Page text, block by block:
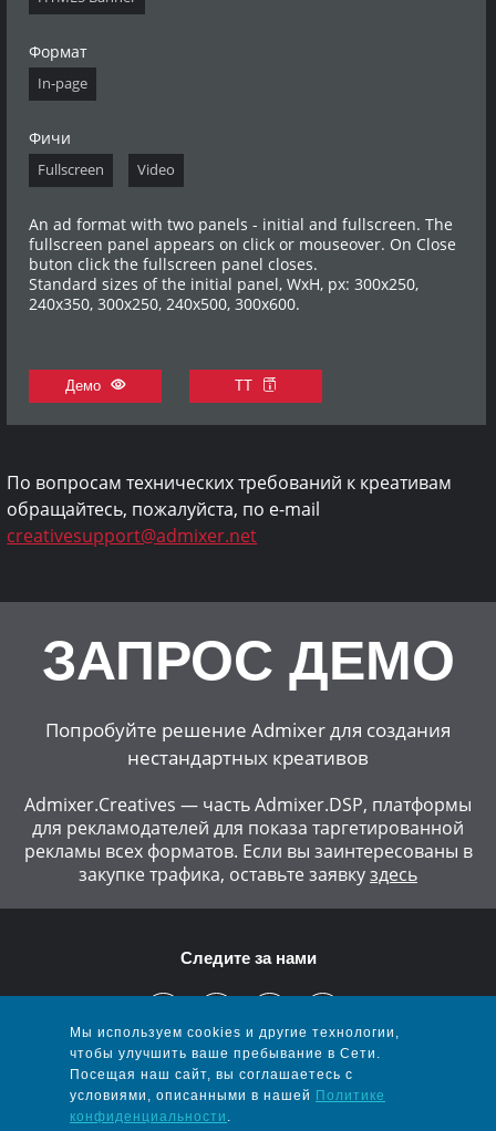
Формат
In-page
Фичи
Fullscreen Video
An ad format with two panels - initial and fullscreen. The
fullscreen panel appears on click or mouseover. On Close
buton click the fullscreen panel closes.
Standard sizes of the initial panel, WxH, px: 300x250,
240x350, 300x250, 240x500, 300x600.
Демо ТТ
По вопросам технических требований к креативам
обращайтесь, пожалуйста, по e-mail
creativesupport@admixer.net
ЗАПРОС ДЕМО
Попробуйте решение Admixer для создания
нестандартных креативов
Admixer.Creatives — часть Admixer.DSP, платформы
для рекламодателей для показа таргетированной
рекламы всех форматов. Если вы заинтересованы в
закупке трафика, оставьте заявкуздесь
Следите за нами
FAQ
Мы используем cookies и другие технологии,
чтобы улучшить ваше пребывание в Сети.
Посещая наш сайт, вы соглашаетесь с
условиями, описанными в нашей Политике
конфиденциальности .